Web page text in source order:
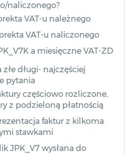
naliczonego?
VAT-u należnego
VAT-u naliczonego
a miesięczne VAT-ZD
złe długi- najczęściej
pytania
częściowo rozliczone,
z podzieloną płatnością
faktur z kilkoma
stawkami
JPK_V7 wysłana do